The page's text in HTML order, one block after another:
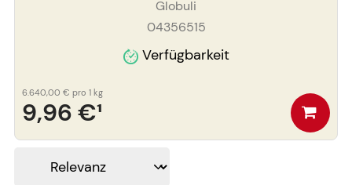
Globuli
04356515
Verfügbarkeit
9,96 €¹
6.640,00 € pro 1 kg